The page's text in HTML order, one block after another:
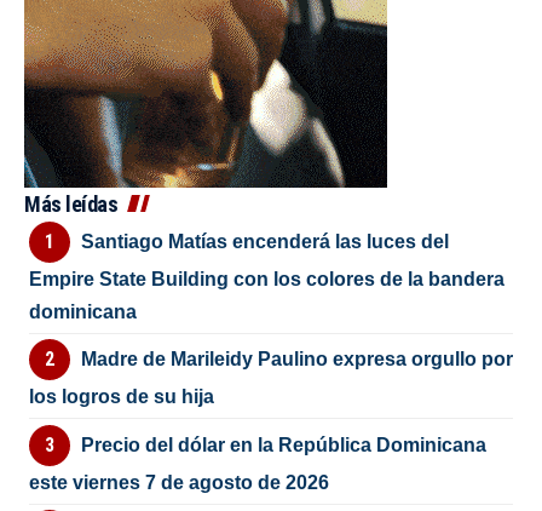
Más leídas
Santiago Matías encenderá las luces del
Empire State Building con los colores de la bandera
dominicana
Madre de Marileidy Paulino expresa orgullo por
los logros de su hija
Precio del dólar en la República Dominicana
este viernes 7 de agosto de 2026